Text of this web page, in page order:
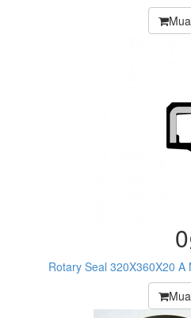
Rotary Seal 320X360X20